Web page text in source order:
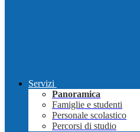
Servizi
Panoramica
Famiglie e studenti
Personale scolastico
Percorsi di studio